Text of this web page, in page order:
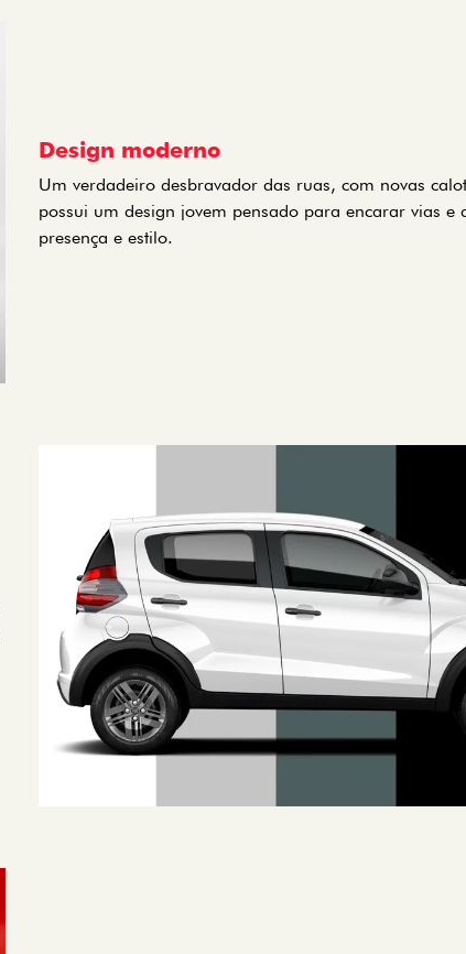
Design moderno
Um verdadeiro desbravador das ruas, com novas
possui um design jovem pensado para encarar vias e
presença e estilo.